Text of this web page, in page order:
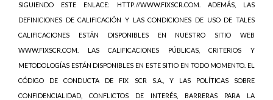
SIGUIENDO ESTE ENLACE: HTTP://WWW.FIXSCR.COM. ADEMÁS, LAS
DEFINICIONES DE CALIFICACIÓN Y LAS CONDICIONES DE USO DE TALES
CALIFICACIONES ESTÁN DISPONIBLES EN NUESTRO SITIO WEB
WWW.FIXSCR.COM. LAS CALIFICACIONES PÚBLICAS, CRITERIOS Y
METODOLOGÍAS ESTÁN DISPONIBLES EN ESTE SITIO EN TODO MOMENTO. EL
CÓDIGO DE CONDUCTA DE FIX SCR S.A., Y LAS POLÍTICAS SOBRE
CONFIDENCIALIDAD, CONFLICTOS DE INTERÉS, BARRERAS PARA LA